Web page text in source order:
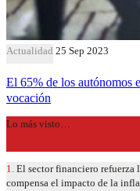
Actualidad 25 Sep 2023
El 65% de los autónomos
vocación
Lo más visto…
1. El sector financiero refuerza
compensa el impacto de la